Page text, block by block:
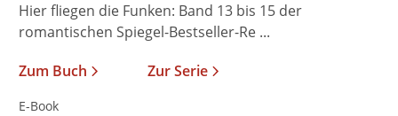
Hier fliegen die Funken: Band 13 bis 15 der
romantischen Spiegel-Bestseller-Re ...
Zum Buch
Zur Serie
E-Book